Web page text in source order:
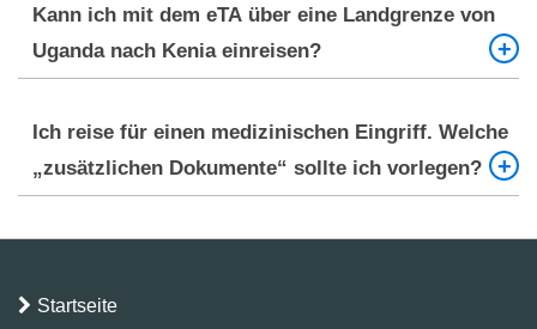
Reisezweck, Aufenthaltsort, Aufenthaltsdauer und
ob Sie ein Rückflugticket besitzen.
Kann ich mit dem eTA über eine Landgrenze von
Uganda nach Kenia einreisen?
Flughäfen, Seehäfen und Grenzübergängen.
Ich reise für einen medizinischen Eingriff. Welche
„zusätzlichen Dokumente“ sollte ich vorlegen?
die Details des Eingriffs bestätigt. Dies dient der
Startseite